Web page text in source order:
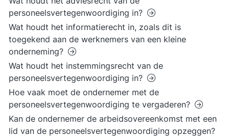
personeelsvertegenwoordiging in?
Wat houdt het informatierecht in, zoals dit is
toegekend aan de werknemers van een kleine
onderneming?
Wat houdt het instemmingsrecht van de
personeelsvertegenwoordiging in?
Hoe vaak moet de ondernemer met de
personeelsvertegenwoordiging te vergaderen?
Kan de ondernemer de arbeidsovereenkomst met een
lid van de personeelsvertegenwoordiging opzeggen?